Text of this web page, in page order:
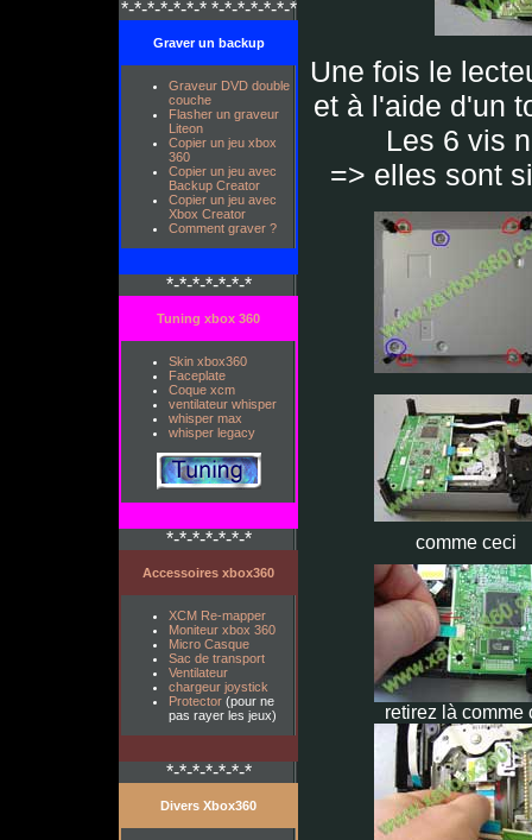
*-*-*-*-*-*-* *-*-*-*-*-*-*
Graver un backup
Graveur DVD double
couche
Flasher un graveur
Liteon
Copier un jeu xbox
360
Copier un jeu avec
Backup Creator
Copier un jeu avec
Xbox Creator
Comment graver ?
*-*-*-*-*-*-*
Tuning xbox 360
Skin xbox360
Faceplate
Coque xcm
ventilateur whisper
whisper max
whisper legacy
*-*-*-*-*-*-*
Accessoires xbox360
XCM Re-mapper
Moniteur xbox 360
Micro Casque
Sac de transport
Ventilateur
chargeur joystick
Protector (pour ne
pas rayer les jeux)
*-*-*-*-*-*-*
Divers Xbox360
Une fois le
et à l'aide d'un
Les 6 vis
=> elles sont
comme ceci
retirez là comme